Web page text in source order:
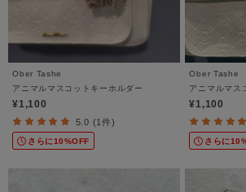
Ober Tashe
アニマルマスコットキーホルダー
¥1,100
5.0 (1件)
さらに10%OFF
Ober Tashe
アニマルマス
¥1,100
さらに